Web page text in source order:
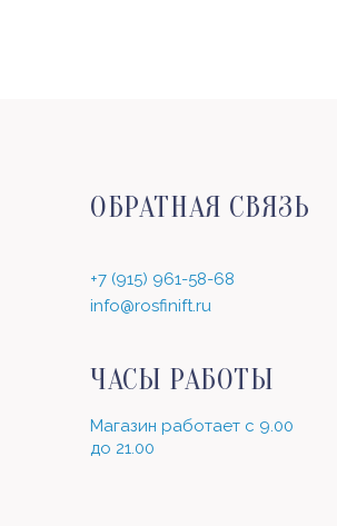
ОБРАТНАЯ СВЯЗЬ
+7 (915) 961-58-68
info@rosfinift.ru
ЧАСЫ РАБОТЫ
Магазин работает с 9.00
до 21.00